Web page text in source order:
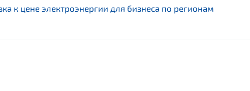
к цене электроэнергии для бизнеса по регионам